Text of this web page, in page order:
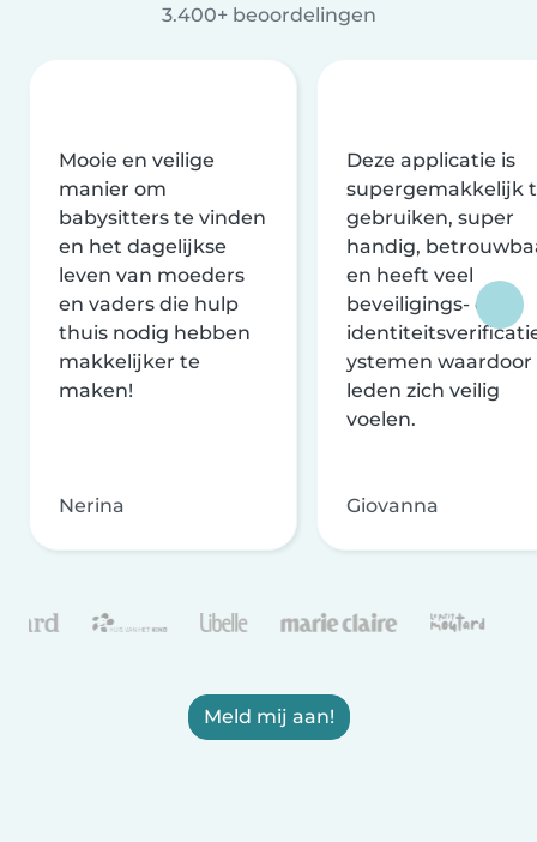
3.400+ beoordelingen
Mooie en veilige
manier om
babysitters te vinden
en het dagelijkse
leven van moeders
en vaders die hulp
thuis nodig hebben
makkelijker te
maken!
Nerina
Deze applicatie is
supergemakkelijk
gebruiken, super
handig,
en heeft veel
beveiligings- en
ystemen waardoor
leden zich veilig
voelen.
Giovanna
Meld mij aan!